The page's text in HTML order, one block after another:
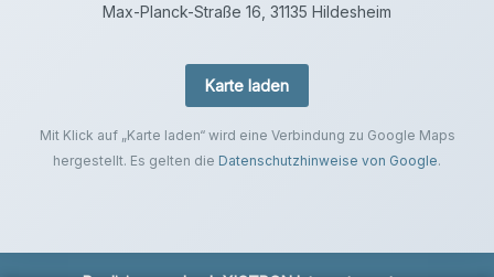
Max-Planck-Straße 16, 31135 Hildesheim
Karte laden
Mit Klick auf „Karte laden“ wird eine Verbindung zu Google Maps
hergestellt. Es gelten die Datenschutzhinweise von Google.